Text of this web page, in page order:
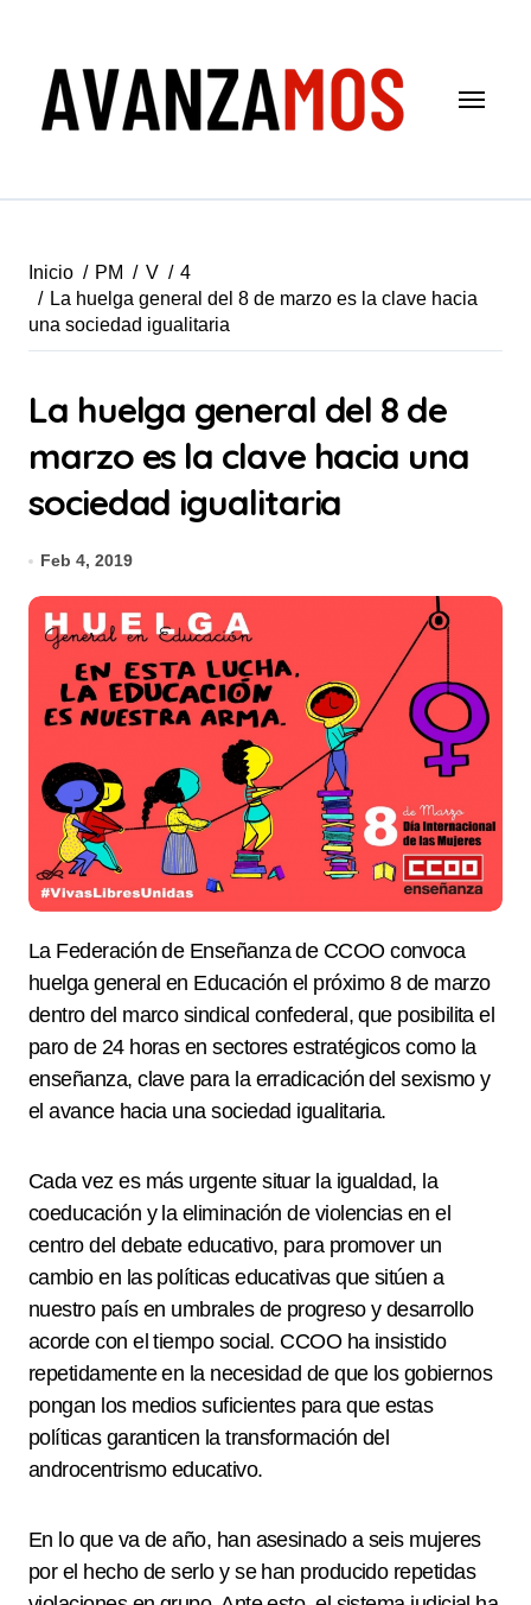
Inicio PM V
4
La huelga general del 8 de marzo es la clave hacia
una sociedad igualitaria
La huelga general del 8 de
marzo es la clave hacia una
sociedad igualitaria
Feb 4, 2019
La Federación de Enseñanza de CCOO convoca
huelga general en Educación el próximo 8 de marzo
dentro del marco sindical confederal, que posibilita el
paro de 24 horas en sectores estratégicos como la
enseñanza, clave para la erradicación del sexismo y
el avance hacia una sociedad igualitaria.
Cada vez es más urgente situar la igualdad, la
coeducación y la eliminación de violencias en el
centro del debate educativo, para promover un
cambio en las políticas educativas que sitúen a
nuestro país en umbrales de progreso y desarrollo
acorde con el tiempo social. CCOO ha insistido
repetidamente en la necesidad de que los gobiernos
pongan los medios suficientes para que estas
políticas garanticen la transformación del
androcentrismo educativo.
En lo que va de año, han asesinado a seis mujeres
por el hecho de serlo y se han producido repetidas